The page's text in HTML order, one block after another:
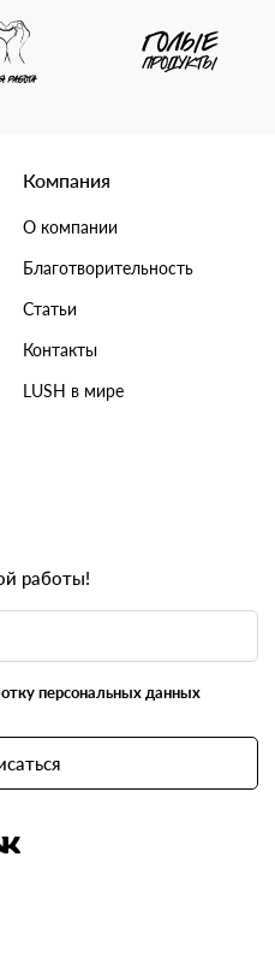
Компания
О компании
Благотворительность
Статьи
Контакты
LUSH в мире
работы!
персональных данных